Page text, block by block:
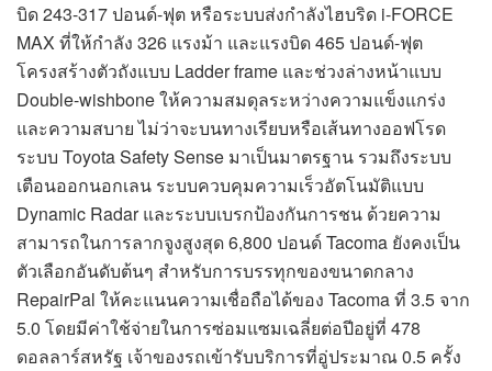
บิด 243-317 ปอนด์-ฟุต หรือระบบส่งกำลังไฮบริด i-FORCE
MAX ที่ให้กำลัง 326 แรงม้า และแรงบิด 465 ปอนด์-ฟุต
โครงสร้างตัวถังแบบ Ladder frame และช่วงล่างหน้าแบบ
Double-wishbone ให้ความสมดุลระหว่างความแข็งแกร่ง
และความสบาย ไม่ว่าจะบนทางเรียบหรือเส้นทางออฟโรด
ระบบ Toyota Safety Sense มาเป็นมาตรฐาน รวมถึงระบบ
เตือนออกนอกเลน ระบบควบคุมความเร็วอัตโนมัติแบบ
Dynamic Radar และระบบเบรกป้องกันการชน ด้วยความ
สามารถในการลากจูงสูงสุด 6,800 ปอนด์ Tacoma ยังคงเป็น
ตัวเลือกอันดับต้นๆ สำหรับการบรรทุกของขนาดกลาง
RepairPal ให้คะแนนความเชื่อถือได้ของ Tacoma ที่ 3.5 จาก
5.0 โดยมีค่าใช้จ่ายในการซ่อมแซมเฉลี่ยต่อปีอยู่ที่ 478
ดอลลาร์สหรัฐ เจ้าของรถเข้ารับบริการที่อู่ประมาณ 0.5 ครั้ง